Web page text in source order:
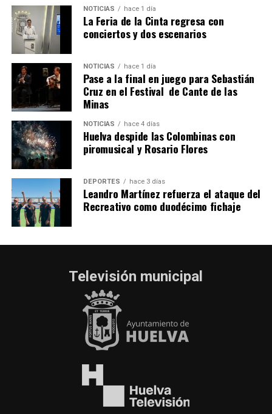
QUINTA CORRIDA DE LAS FIESTAS COLOMBINAS
2026
hace 5 días· Huelvatv
NOTICIAS hace 1 día
La Feria de la Cinta regresa con
conciertos y dos escenarios
NOTICIAS hace 1 día
Pase a la final en juego para Sebastián
Cruz en el Festival de Cante de las
Minas
NOTICIAS hace 4 días
Huelva despide las Colombinas con
piromusical y Rosario Flores
DEPORTES hace 3 días
Leandro Martínez refuerza el ataque del
Recreativo como duodécimo fichaje
Televisión municipal